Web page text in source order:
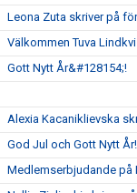
Leona Zuta skriver på
Välkommen Tuva
Gott Nytt År&#128154;!
Alexia Kacaniklievska
God Jul och Gott Nytt År!
Medlemserbjudande på